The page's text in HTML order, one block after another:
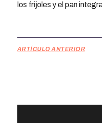
los frijoles y el pan
ARTÍCULO ANTERIOR